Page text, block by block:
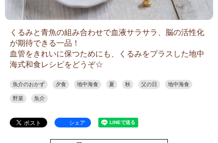
くるみと青魚の組み合わせで血液サラサラ、脳の活性化
が期待できる一品！
血管をきれいに保つためにも、くるみをプラスした地中
海式和食レシピをどうぞ☆
魚介のおかず 夕食 地中海食 夏 秋 父の日 地中海食
野菜 魚介
シェア